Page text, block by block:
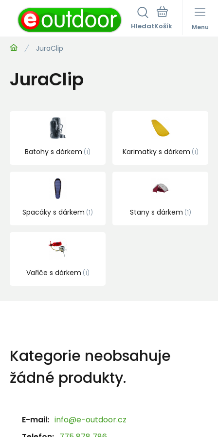
Hledat Menu
JuraClip
JuraClip
Batohy s dárkem 1 Karimatky s dárkem 1
Spacáky s dárkem 1 Stany s dárkem 1
Vařiče s dárkem 1
Kategorie neobsahuje
žádné produkty.
E-mail: info@e-outdoor.cz